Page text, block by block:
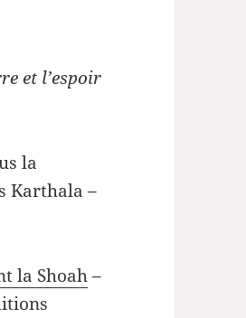
et l’espoir
la
Karthala –
la Shoah–